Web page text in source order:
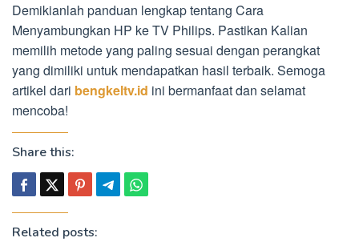
Demikianlah panduan lengkap tentang Cara
Menyambungkan HP ke TV Philips. Pastikan Kalian
memilih metode yang paling sesuai dengan perangkat
yang dimiliki untuk mendapatkan hasil terbaik. Semoga
artikel dari bengkeltv.id ini bermanfaat dan selamat
mencoba!
Share this:
Related posts: